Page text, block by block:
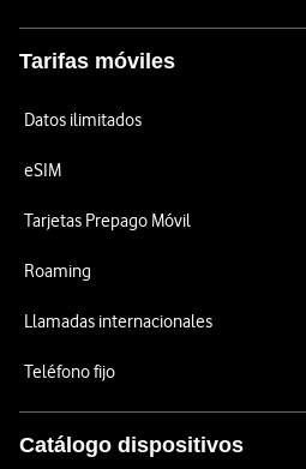
Tarifas móviles
Datos ilimitados
eSIM
Tarjetas Prepago Móvil
Roaming
Llamadas internacionales
Teléfono fijo
Catálogo dispositivos